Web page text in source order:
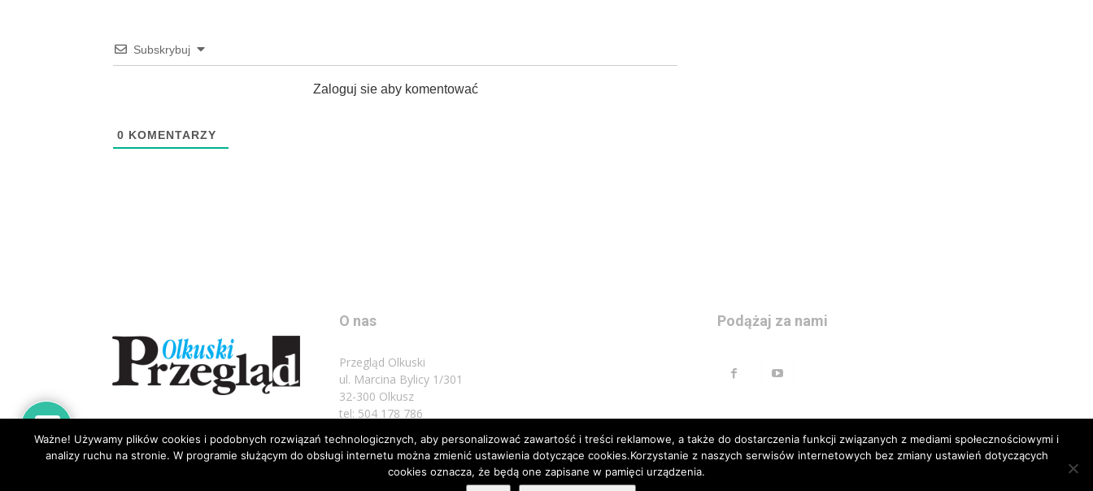
Subskrybuj
Zaloguj sie aby komentować
0 KOMENTARZY
O nas
Przegląd Olkuski
ul. Marcina Bylicy 1/301
32-300 Olkusz
tel: 504 178 786
Napisz do nas: biuro@przeglad.olkuski.pl
Podążaj za nami
Ważne! Używamy plików cookies i podobnych rozwiązań technologicznych, aby personalizować zawartość i treści reklamowe, a także do dostarczenia funkcji związanych z mediami społecznościowymi i
analizy ruchu na stronie. W programie służącym do obsługi internetu można zmienić ustawienia dotyczące cookies.Korzystanie z naszych serwisów internetowych bez zmiany ustawień dotyczących
cookies oznacza, że będą one zapisane w pamięci urządzenia.